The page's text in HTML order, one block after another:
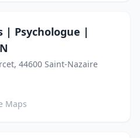
| Psychologue |
44600 Saint-Nazaire
Maps